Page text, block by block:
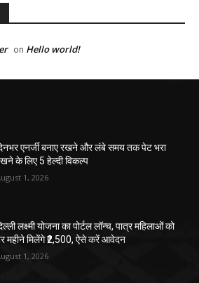
on Hello world!
एनर्जी बनाए रखने और लंबे समय तक पेट भरा
के लिए 5 हेल्दी विकल्प
1, 2026
लक्ष्मी योजना का पोर्टल लॉन्च, पात्र महिलाओं को
महीने मिलेंगे ₹2,500, ऐसे करें आवेदन
1, 2026